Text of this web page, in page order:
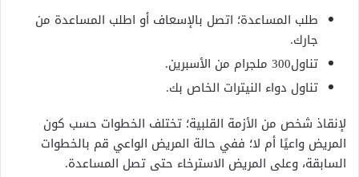
طلب المساعدة؛ اتصل بالإسعاف أو اطلب المساعدة من
جارك.
تناول300 ملجرام من الأسبرين.
تناول دواء النيترات الخاص بك.
لإنقاذ شخص من الأزمة القلبية؛ تختلف الخطوات حسب كون
المريض واعيًا أم لا؛ ففي حالة المريض الواعي قم بالخطوات
السابقة، وعلى المريض الاسترخاء حتى تصل المساعدة.